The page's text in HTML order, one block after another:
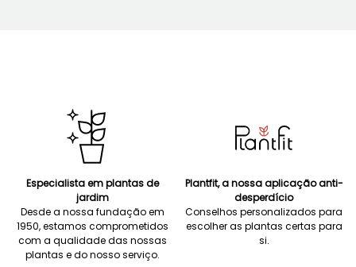
Especialista em plantas de
jardim
Desde a nossa fundação em
1950, estamos comprometidos
com a qualidade das nossas
plantas e do nosso serviço.
Plantfit, a nossa aplicação anti-
desperdício
Conselhos personalizados para
escolher as plantas certas para
si.